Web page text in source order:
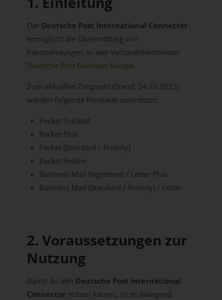
Der Deutsche Post International Connector
ermöglicht die Übermittlung von
Paketsendungen an den Versanddienstleister
Deutsche Post Business Europe.
Zum aktuellen Zeitpunkt (Stand: 24.10.2023)
werden folgende Produkte unterstützt:
Packet Tracked
Packet Plus
Packet (Standard / Priority)
Packet Return
Business Mail Registered / Letter Plus
Business Mail (Standard / Priority) / Letter
2. Voraussetzungen zur
Nutzung
Damit du den Deutsche Post International
Connector nutzen kannst, ist es zwingend